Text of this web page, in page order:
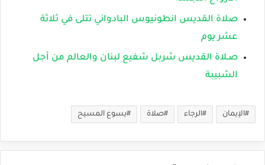
صلاة القديس انطونيوس البادواني تتلى في ثلاثة
عشر يوم
صـلاة القديس شربل شفيع لبنان والعالم من أجل
الشبيبة
الإيمان الرجاء صلاة يسوع المسيح